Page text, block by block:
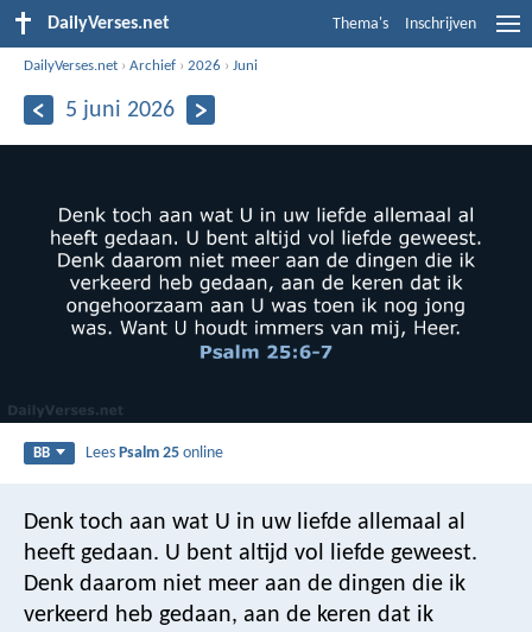
DailyVerses.net Thema's Inschrijven
DailyVerses.net ›Archief ›2026 ›Juni
5 juni 2026
BB LeesPsalm 25 online
Denk toch aan wat U in uw liefde allemaal al
heeft gedaan. U bent altijd vol liefde geweest.
Denk daarom niet meer aan de dingen die ik
verkeerd heb gedaan, aan de keren dat ik